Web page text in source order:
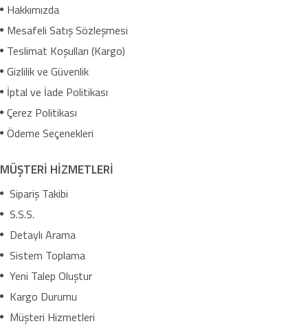
Hakkımızda
Mesafeli Satış Sözleşmesi
Teslimat Koşulları (Kargo)
Gizlilik ve Güvenlik
İptal ve İade Politikası
Çerez Politikası
Ödeme Seçenekleri
MÜŞTERİ HİZMETLERİ
Sipariş Takibi
S.S.S.
Detaylı Arama
Sistem Toplama
Yeni Talep Oluştur
Kargo Durumu
Müşteri Hizmetleri